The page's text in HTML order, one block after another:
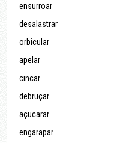
ensurroar
desalastrar
orbicular
apelar
cincar
debruçar
açucarar
engarapar